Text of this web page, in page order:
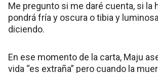
Me pregunto si me daré cuenta, si la
pondrá fría y oscura o tibia y
diciendo.
En ese momento de la carta, Maju
vida “es extraña” pero cuando la